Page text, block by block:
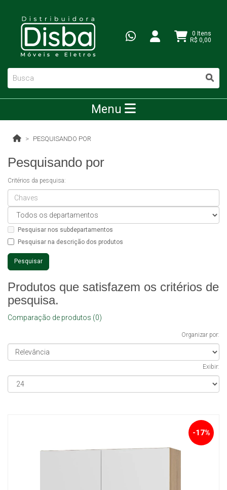
0 Itens
R$ 0,00
Menu
PESQUISANDO POR
Pesquisando por
Critérios da pesquisa:
Pesquisar nos subdepartamentos
Pesquisar na descrição dos produtos
Produtos que satisfazem os critérios de
pesquisa.
Comparação de produtos (0)
Organizar por:
Exibir:
-17%